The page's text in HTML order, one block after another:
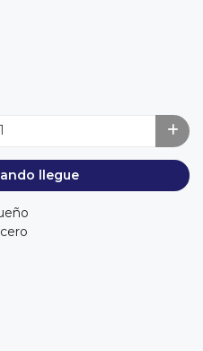
llegue